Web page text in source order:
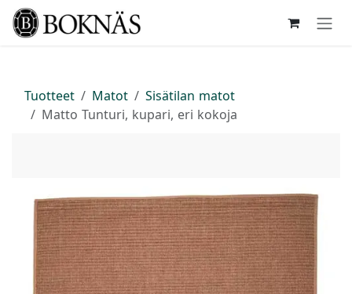
Siirry sisältöön
Tuotteet Matot
Sisätilan matot
Matto Tunturi, kupari, eri kokoja